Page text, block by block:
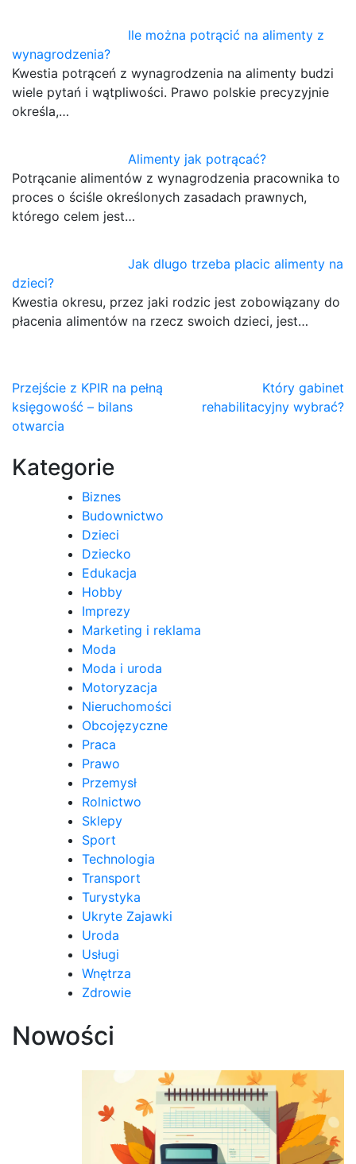
Ile można potrącić na alimenty z
wynagrodzenia?
Kwestia potrąceń z wynagrodzenia na alimenty budzi
wiele pytań i wątpliwości. Prawo polskie precyzyjnie
określa,…
Alimenty jak potrącać?
Potrącanie alimentów z wynagrodzenia pracownika to
proces o ściśle określonych zasadach prawnych,
którego celem jest…
Jak dlugo trzeba placic alimenty na
dzieci?
Kwestia okresu, przez jaki rodzic jest zobowiązany do
płacenia alimentów na rzecz swoich dzieci, jest…
Nawigacja
wpisu
Przejście z KPIR na pełną
księgowość – bilans
otwarcia
Który gabinet
rehabilitacyjny wybrać?
Kategorie
Biznes
Budownictwo
Dzieci
Dziecko
Edukacja
Hobby
Imprezy
Marketing i reklama
Moda
Moda i uroda
Motoryzacja
Nieruchomości
Obcojęzyczne
Praca
Prawo
Przemysł
Rolnictwo
Sklepy
Sport
Technologia
Transport
Turystyka
Ukryte Zajawki
Uroda
Usługi
Wnętrza
Zdrowie
Nowości